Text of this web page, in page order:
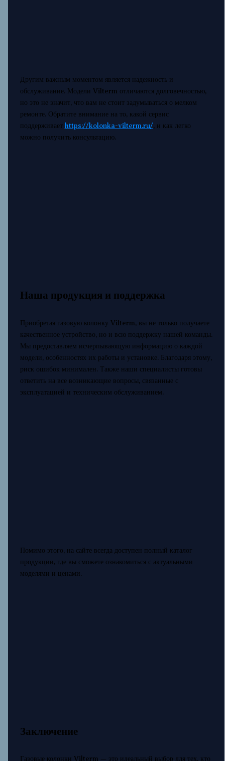
Другим важным моментом является надежность и
обслуживание. Модели Vilterm отличаются долговечностью,
но это не значит, что вам не стоит задумываться о мелком
ремонте. Обратите внимание на то, какой сервис
поддерживает https://kolonka-vilterm.ru/, и как легко
можно получить консультацию.
Наша продукция и поддержка
Приобретая газовую колонку Vilterm, вы не только получаете
качественное устройство, но и всю поддержку нашей команды.
Мы предоставляем исчерпывающую информацию о каждой
модели, особенностях их работы и установке. Благодаря этому,
риск ошибок минимален. Также наши специалисты готовы
ответить на все возникающие вопросы, связанные с
эксплуатацией и техническим обслуживанием.
Помимо этого, на сайте всегда доступен полный каталог
продукции, где вы сможете ознакомиться с актуальными
моделями и ценами.
Заключение
Газовые колонки Vilterm — это идеальный выбор для тех, кто